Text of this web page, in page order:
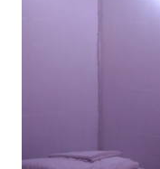
Fortaleza,